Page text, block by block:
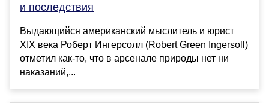
и последствия
Выдающийся американский мыслитель и юрист
XIX века Роберт Ингерсолл (Robert Green Ingersoll)
отметил как-то, что в арсенале природы нет ни
наказаний,...